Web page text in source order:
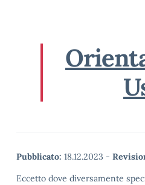
Pubblicato: 18.12.2023 -
Eccetto dove diversamente